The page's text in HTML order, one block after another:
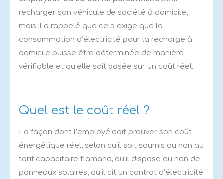
recharger son véhicule de société à domicile,
mais il a rappelé que cela exige que la
consommation d’électricité pour la recharge à
domicile puisse être déterminée de manière
vérifiable et qu’elle soit basée sur un coût réel.
Quel est le coût réel ?
La façon dont l’employé doit prouver son coût
énergétique réel, selon qu’il soit soumis ou non au
tarif capacitaire flamand, qu’il dispose ou non de
panneaux solaires, qu’il ait un contrat d’électricité